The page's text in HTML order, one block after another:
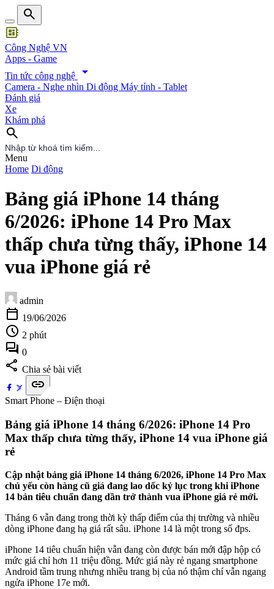
search
developer_board
Công Nghệ VN
Apps - Game
Tin tức công nghệ
arrow_drop_down
Camera - Nghe nhìn Di động Máy tính - Tablet
Đánh giá
Xe
Khám phá
search
search
Menu
Home Di động
Bảng giá iPhone 14 tháng
6/2026: iPhone 14 Pro Max
thấp chưa từng thấy, iPhone 14
vua iPhone giá rẻ
admin
calendar_today 19/06/2026
schedule 2 phút
forum 0
share Chia sẻ bài viết
link
Smart Phone – Điện thoại
Bảng giá iPhone 14 tháng 6/2026: iPhone 14 Pro
Max thấp chưa từng thấy, iPhone 14 vua iPhone giá
rẻ
Cập nhật bảng giá iPhone 14 tháng 6/2026, iPhone 14 Pro Max
chủ yếu còn hàng cũ giá đang lao dốc kỷ lục trong khi iPhone
14 bản tiêu chuẩn đang dần trở thành vua iPhone giá rẻ mới.
Tháng 6 vẫn đang trong thời kỳ thấp điểm của thị trường và nhiều
dòng iPhone đang hạ giá rất sâu. iPhone 14 là một trong số đps.
iPhone 14 tiêu chuẩn hiện vẫn đang còn được bán mới đập hộp có
mức giá chỉ hơn 11 triệu đồng. Mức giá này rẻ ngang smartphone
Android tầm trung nhưng nhiều trang bị của nó thậm chí vẫn ngang
ngửa iPhone 17e mới.